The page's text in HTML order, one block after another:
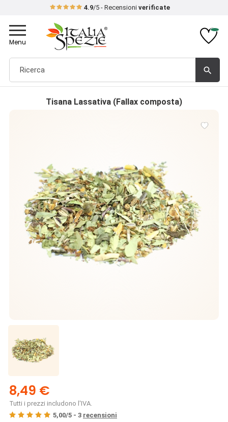
4.9/5 - Recensioni verificate
search
Toggle
navigation
Menu
Tisana Lassativa (Fallax composta)

8,49 €
Tutti i prezzi includono l'IVA.
5,00/5 - 3 recensioni